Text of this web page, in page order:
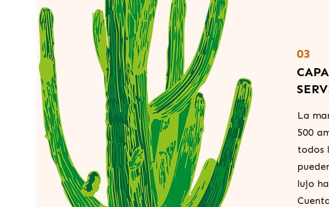
03
La
500
todos
lujo